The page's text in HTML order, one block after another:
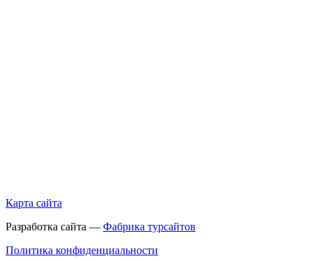
Карта сайта
Разработка сайта — Фабрика турсайтов
Политика конфиденциальности